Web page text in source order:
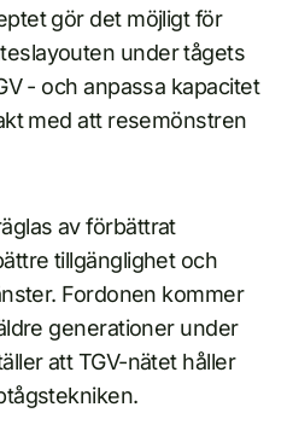
gör det möjligt för
under tågets
- och anpassa kapacitet
med att resemönstren
av förbättrat
tillgänglighet och
Fordonen kommer
generationer under
att TGV-nätet håller